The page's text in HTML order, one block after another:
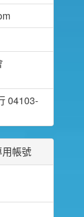
04103-
用帳號